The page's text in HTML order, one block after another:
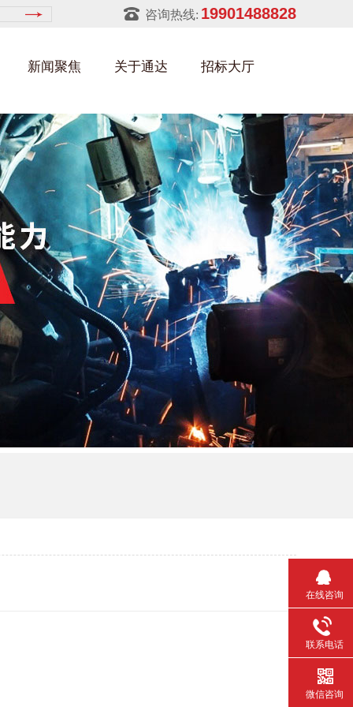
咨询热线: 19901488828
筑部件架
型材架 玻璃架 幕墙架 浴缸托盘
属零件盒
属托盘
饲料槽
筑行业
装行业
新闻聚焦 关于通达 招标大厅
在线咨询
联系电话
微信咨询